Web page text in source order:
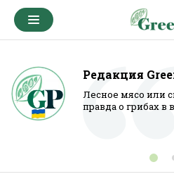
Редакция
Лесное мясо или
правда о грибах